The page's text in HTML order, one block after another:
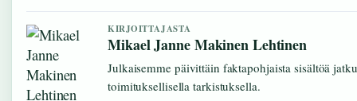
KIRJOITTAJASTA
Mikael Janne Makinen Lehtinen
Julkaisemme päivittäin faktapohjaista sisältöä
toimituksellisella tarkistuksella.